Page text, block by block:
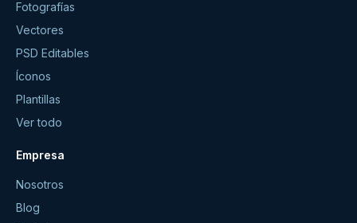
Fotografías
Vectores
PSD Editables
Íconos
Plantillas
Ver todo
Empresa
Nosotros
Blog